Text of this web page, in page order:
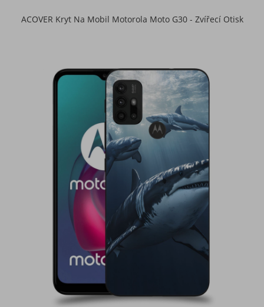
ACOVER Kryt Na Mobil Motorola Moto G30 - Zvířecí Otisk